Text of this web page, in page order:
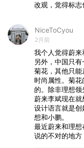
改观，觉得标志
NiceToCyou
2月前
我个人觉得蔚来
另外，中国只
菊花，其他只
时尚属性。菊
的。除非理想领
蔚来李斌现在就
设计语言就是
想和小鹏。
最近蔚来和理想
说的不对的地方